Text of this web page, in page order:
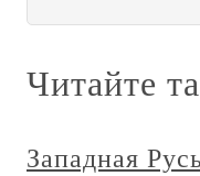
Читайте
Западная